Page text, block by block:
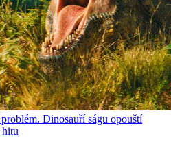
Dinosauří ságu opouští
hitu